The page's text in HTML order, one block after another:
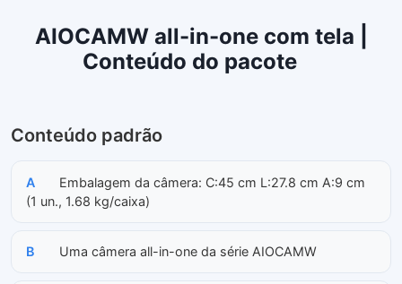
AIOCAMW all-in-one com tela |
Conteúdo do pacote
Conteúdo padrão
A
Embalagem da câmera: C:45 cm L:27.8 cm A:9 cm
(1 un., 1.68 kg/caixa)
B Uma câmera all-in-one da série AIOCAMW